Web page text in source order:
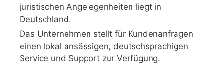
juristischen Angelegenheiten liegt in
Deutschland.
Das Unternehmen stellt für Kundenanfragen
einen lokal ansässigen, deutschsprachigen
Service und Support zur Verfügung.